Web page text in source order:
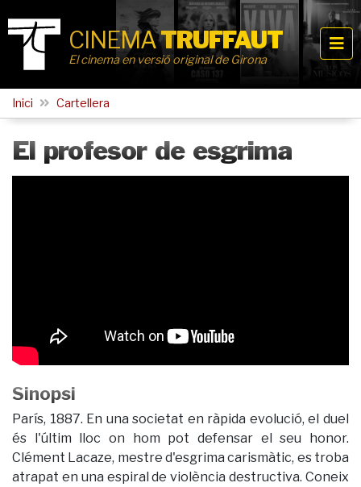
CINEMATRUFFAUT
El cinema en versió original de Girona
Inici Cartellera
El profesor de esgrima
Sinopsi
París, 1887. En una societat en ràpida evolució, el duel
és l'últim lloc on hom pot defensar el seu honor.
Clément Lacaze, mestre d'esgrima carismàtic, es troba
atrapat en una espiral de violència destructiva. Coneix